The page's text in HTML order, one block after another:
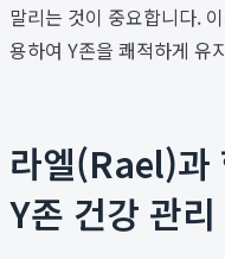
말리는 것이 중요합니다.
용하여 Y존을 쾌적하게 유
라엘(Rael)과
Y존 건강 관리